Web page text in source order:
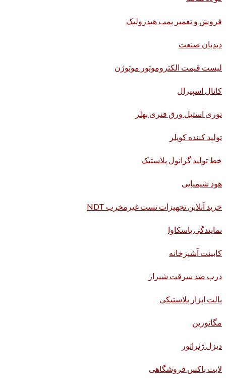
فروش و تعمیر پمپ هیدرولیک
دیدبان صنعت
لیست قیمت الکتروموتور موتوژن
کانال اسپیرال
توری استیل ورق فنری بهلر
تولید کننده کوپلر
خط تولید گرانول پلاستیک
هود شیمیایی
خرید آنلاین تجهیزات تست غیرمخرب NDT
نمایندگی یاسکاوا
کابینت آشپزخانه
درب ضد سرقت شیراز
پالت ابزار پلاستیکی
مگاتوزین
دیزل ژنراتور
لایت باکس فروشگاهی